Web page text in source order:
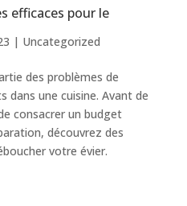
efficaces pour le
| Uncategorized
des problèmes de
dans une cuisine. Avant de
consacrer un budget
découvrez des
votre évier.